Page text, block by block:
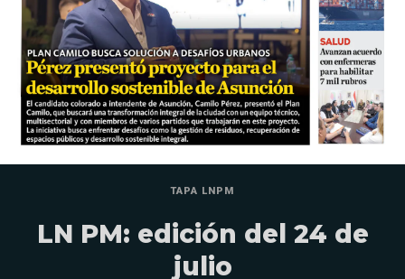
TAPA LNPM
LN PM: edición del 24 de
julio